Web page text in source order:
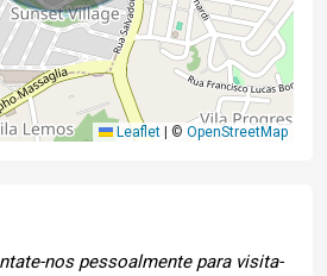
Leaflet © OpenStreetMap
nos pessoalmente para visita-